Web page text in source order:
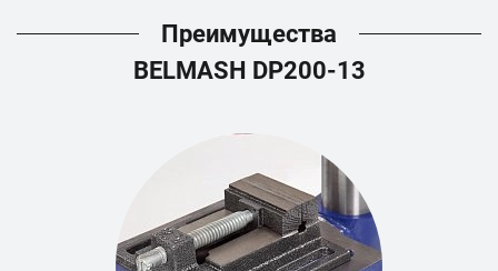
Преимущества
BELMASH DP200-13